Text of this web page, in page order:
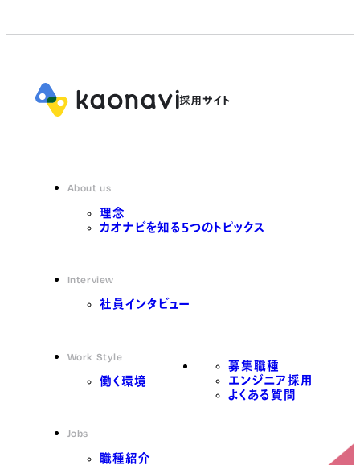
About us
理念
カオナビを知る5つのトピックス
Interview
社員インタビュー
Work Style
働く環境
Jobs
職種紹介
募集職種
エンジニア採用
よくある質問